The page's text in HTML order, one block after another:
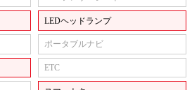
LEDヘッドランプ
ポータブルナビ
ETC